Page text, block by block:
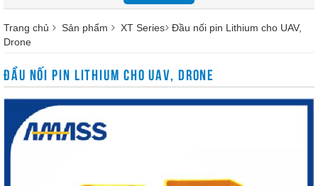
Trang chủ Sản phẩm XT Series
Đầu nối pin Lithium cho UAV,
Drone
ĐẦU NỐI PIN LITHIUM CHO UAV, DRONE